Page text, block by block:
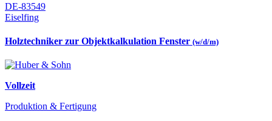
DE-83549
Eiselfing
Holztechniker zur Objektkalkulation Fenster (w/d/m)
Vollzeit
Produktion & Fertigung